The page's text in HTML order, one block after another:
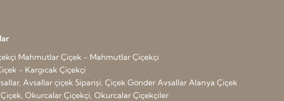
Mahmutlar Çiçek - Mahmutlar Çiçekçi
- Kargıcak Çiçekçi
Avsallar çiçek Siparişi, Çiçek Gönder Avsallar Alanya Çiçek
Okurcalar Çiçekçi, Okurcalar Çiçekçiler